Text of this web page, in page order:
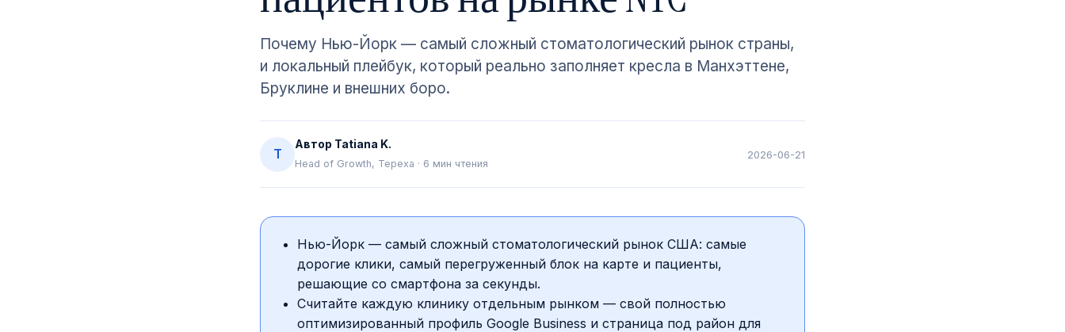
Почему Нью-Йорк — самый сложный стоматологический рынок страны,
и локальный плейбук, который реально заполняет кресла в Манхэттене,
Бруклине и внешних боро.
T
Автор Tatiana K.
Head of Growth, Tepexa · 6 мин чтения
2026-06-21
Нью-Йорк — самый сложный стоматологический рынок США: самые
дорогие клики, самый перегруженный блок на карте и пациенты,
решающие со смартфона за секунды.
Считайте каждую клинику отдельным рынком — свой полностью
оптимизированный профиль Google Business и страница под район для